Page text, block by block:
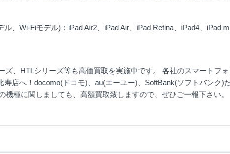
、Wi-Fiモデル)：iPad Air2、iPad Air、iPad Retina、iPad4、iPad
ズ、HTLシリーズ等も高価買取を実施中です。 各社のスマートフ
寿店へ！docomo(ドコモ)、au(エーユー)、SoftBank(ソフトバンク)
機種に関しましても、高額買取致しますので、ぜひご一報下さい。